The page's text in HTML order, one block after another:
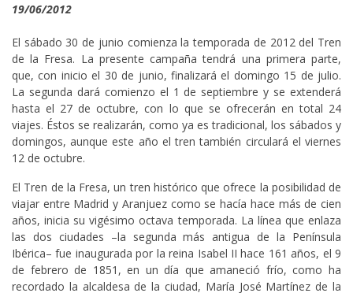
19/06/2012
El sábado 30 de junio comienza la temporada de 2012 del Tren
de la Fresa. La presente campaña tendrá una primera parte,
que, con inicio el 30 de junio, finalizará el domingo 15 de julio.
La segunda dará comienzo el 1 de septiembre y se extenderá
hasta el 27 de octubre, con lo que se ofrecerán en total 24
viajes. Éstos se realizarán, como ya es tradicional, los sábados y
domingos, aunque este año el tren también circulará el viernes
12 de octubre.
El Tren de la Fresa, un tren histórico que ofrece la posibilidad de
viajar entre Madrid y Aranjuez como se hacía hace más de cien
años, inicia su vigésimo octava temporada. La línea que enlaza
las dos ciudades –la segunda más antigua de la Península
Ibérica– fue inaugurada por la reina Isabel II hace 161 años, el 9
de febrero de 1851, en un día que amaneció frío, como ha
recordado la alcaldesa de la ciudad, María José Martínez de la